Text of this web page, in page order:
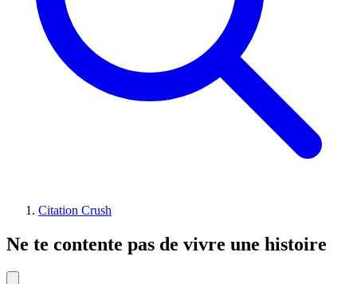
Citation Crush
Ne te contente pas de vivre une histoire